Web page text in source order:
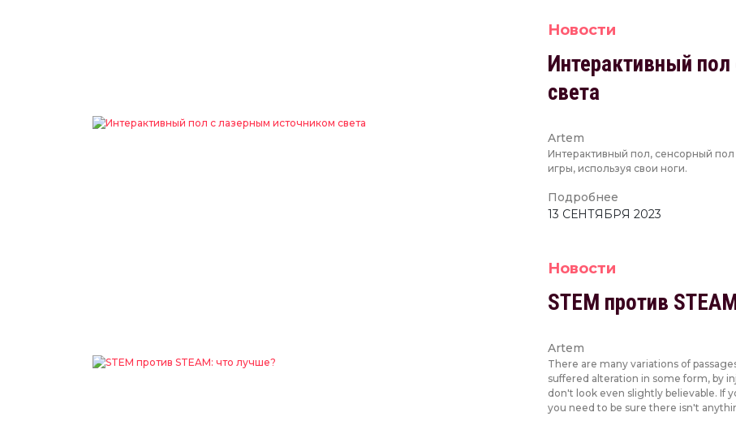
Интерактивный
света
Artem
Новости
13 СЕНТЯБРЯ 2023
Интерактивный пол, сенсорный
игры, используя свои ноги.
Подробнее
STEM против
Artem
Новости
There are many variations of
suffered alteration in some form, by
don't look even slightly believable. If
you need to be sure there isn't